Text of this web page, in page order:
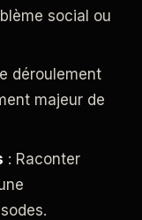
social ou
déroulement
majeur de
: Raconter